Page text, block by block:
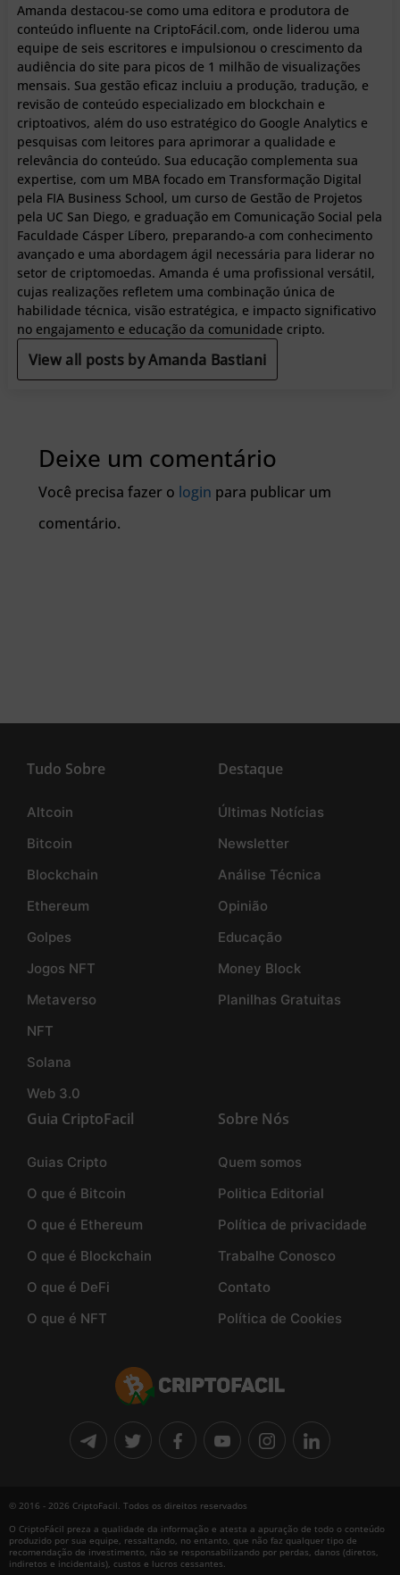
Amanda destacou-se como uma editora e produtora de
conteúdo influente na CriptoFácil.com, onde liderou uma
equipe de seis escritores e impulsionou o crescimento da
audiência do site para picos de 1 milhão de visualizações
mensais. Sua gestão eficaz incluiu a produção, tradução, e
revisão de conteúdo especializado em blockchain e
criptoativos, além do uso estratégico do Google Analytics e
pesquisas com leitores para aprimorar a qualidade e
relevância do conteúdo. Sua educação complementa sua
expertise, com um MBA focado em Transformação Digital
pela FIA Business School, um curso de Gestão de Projetos
pela UC San Diego, e graduação em Comunicação Social pela
Faculdade Cásper Líbero, preparando-a com conhecimento
avançado e uma abordagem ágil necessária para liderar no
setor de criptomoedas. Amanda é uma profissional versátil,
cujas realizações refletem uma combinação única de
habilidade técnica, visão estratégica, e impacto significativo
no engajamento e educação da comunidade cripto.
View all posts by Amanda Bastiani
Deixe um comentário
Você precisa fazer o login para publicar um
comentário.
Tudo Sobre
Altcoin
Bitcoin
Blockchain
Ethereum
Golpes
Jogos NFT
Metaverso
NFT
Solana
Web 3.0
Destaque
Últimas Notícias
Newsletter
Análise Técnica
Opinião
Educação
Money Block
Planilhas Gratuitas
Guia CriptoFacil
Guias Cripto
O que é Bitcoin
O que é Ethereum
O que é Blockchain
O que é DeFi
O que é NFT
Sobre Nós
Quem somos
Politica Editorial
Política de privacidade
Trabalhe Conosco
Contato
Política de Cookies
© 2016 - 2026 CriptoFacil. Todos os direitos reservados
O CriptoFácil preza a qualidade da informação e atesta a apuração de todo o conteúdo
produzido por sua equipe, ressaltando, no entanto, que não faz qualquer tipo de
recomendação de investimento, não se responsabilizando por perdas, danos (diretos,
indiretos e incidentais), custos e lucros cessantes.